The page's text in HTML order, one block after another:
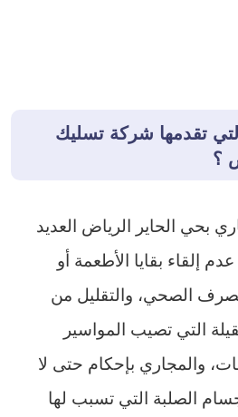
تقدمها شركة تسليك
؟
بحي الحاير الرياض العديد
إلقاء بقايا الأطعمة أو
الصحي، والتقليل من
التي تصيب المواسير
والمجاري بإحكام حتى لا
الصلبة التي تسبب لها